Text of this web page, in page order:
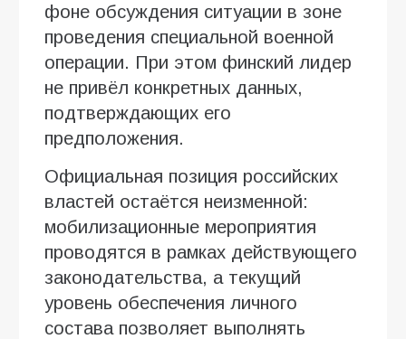
фоне обсуждения ситуации в зоне
проведения специальной военной
операции. При этом финский лидер
не привёл конкретных данных,
подтверждающих его
предположения.
Официальная позиция российских
властей остаётся неизменной:
мобилизационные мероприятия
проводятся в рамках действующего
законодательства, а текущий
уровень обеспечения личного
состава позволяет выполнять